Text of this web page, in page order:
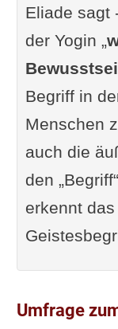
Eliade sagt
der Yogin „
Begriff in
Menschen
auch die
den
erkennt
Umfrage